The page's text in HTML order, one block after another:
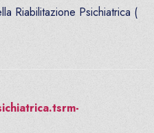
Riabilitazione Psichiatrica (